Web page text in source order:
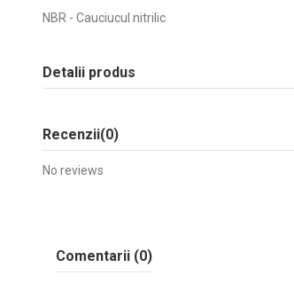
NBR - Cauciucul nitrilic
Detalii produs
Recenzii(0)
No reviews
Comentarii (0)